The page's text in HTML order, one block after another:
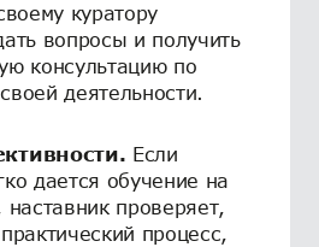
куратору
вопросы и получить
консультацию по
деятельности.
Если
дается обучение на
наставник проверяет,
процесс,